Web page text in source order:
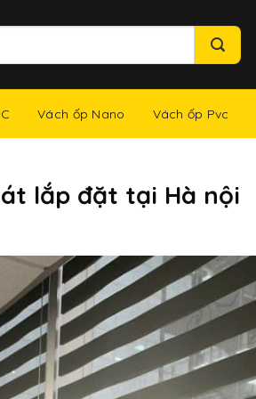
Vách ốp Nano Vách ốp Pvc
lắp đặt tại Hà nội